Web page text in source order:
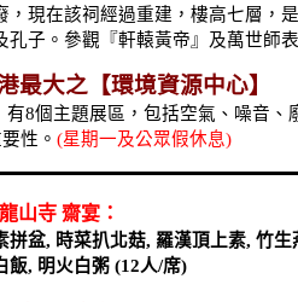
，現在該祠經過重建，樓高七層，
孔子。參觀『軒轅黃帝』及萬世師
最大之【環境資源中心】
有8個主題展區，包括空氣、噪音、
性。 (星期一及公眾假休息)
龍山寺 齋宴：
拼盆, 時菜扒北菇, 羅漢頂上素, 竹生
飯, 明火白粥(12人/席)